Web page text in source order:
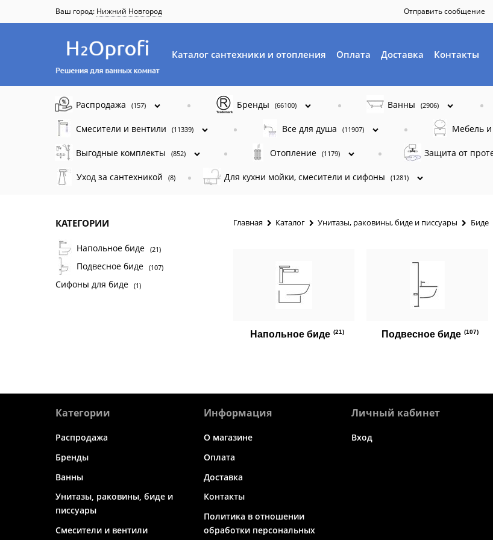
Ваш город: Нижний Новгород Отправить сообщение
Каталог сантехники и отопления Оплата Доставка Контакты
Распродажа (157) Бренды (66100) Ванны (2906)
Смесители и вентили (11339) Все для душа (11907) Мебель и
Выгодные комплекты (852) Отопление (1179) Защита от
Уход за сантехникой (8) Для кухни мойки, смесители и сифоны (1281)
КАТЕГОРИИ
Напольное биде (21)
Подвесное биде (107)
Сифоны для биде (1)
Главная Каталог Унитазы, раковины, биде и писсуары Биде
Напольное биде (21) Подвесное биде (107)
Категории
Распродажа
Бренды
Ванны
Унитазы, раковины, биде и
писсуары
Смесители и вентили
Информация
О магазине
Оплата
Доставка
Контакты
Политика в отношении
обработки персональных
Личный кабинет
Вход